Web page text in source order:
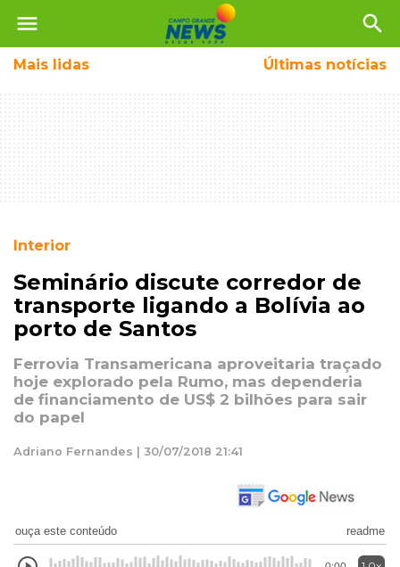
menu search
Mais lidas Últimas notícias
Interior
Seminário discute corredor de
transporte ligando a Bolívia ao
porto de Santos
Ferrovia Transamericana aproveitaria traçado
hoje explorado pela Rumo, mas dependeria
de financiamento de US$ 2 bilhões para sair
do papel
Adriano Fernandes | 30/07/2018 21:41
ouça este conteúdo readme